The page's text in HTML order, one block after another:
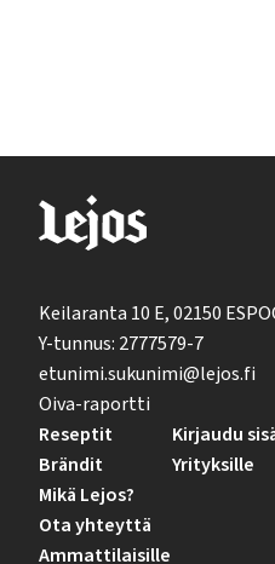
Keilaranta 10 E, 02150
Y-tunnus: 2777579-7
etunimi.sukunimi@lejos.fi
Oiva-raportti
Reseptit
Brändit
Mikä Lejos?
Ota yhteyttä
Ammattilaisille
Kirjaudu
Yrityksille